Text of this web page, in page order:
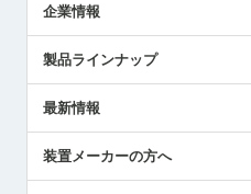
企業情報
ごあいさつ
受賞履歴
採用情報
国/地域/言語
製品ラインナップ
ツールセッタ製品
エアマイクロセンサ製品
最新情報
メトロールの技術
装置メーカーの方へ